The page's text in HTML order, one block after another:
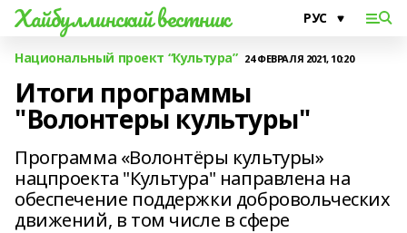
Хайбуллинский вестник
Национальный проект “Культура” 24 ФЕВРАЛЯ 2021, 10:20
Итоги программы
"Волонтеры культуры"
Программа «Волонтёры культуры»
нацпроекта "Культура" направлена на
обеспечение поддержки добровольческих
движений, в том числе в сфере